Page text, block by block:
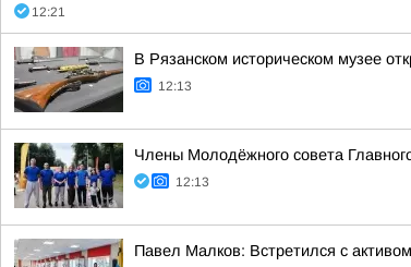
12:21
В Рязанском историческом музее
12:13
Члены Молодёжного совета
12:13
Павел Малков: Встретился с